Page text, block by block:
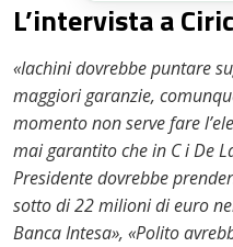
L’intervista a
«Iachini dovrebbe puntare
maggiori garanzie,
momento non serve fare
mai garantito che in C i De
Presidente dovrebbe
sotto di 22 milioni di euro
Banca Intesa», «Polito